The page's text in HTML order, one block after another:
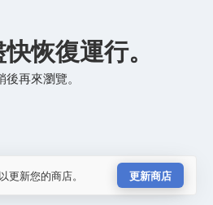
恢復運行。
後再來瀏覽。
更新您的商店。 更新商店